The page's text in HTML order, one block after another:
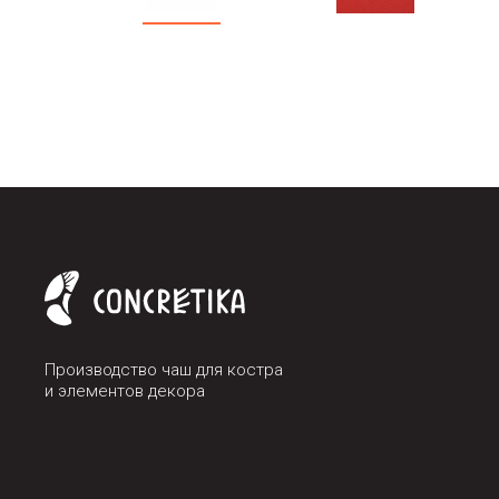
Производство чаш для костра
и элементов декора